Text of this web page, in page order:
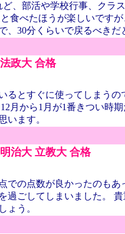
、部活や学校行事、クラ
食べたほうが楽しいです
、30分くらいで戻るべきだ
政大 合格
るとすぐに使ってしまうの
月から1月が1番きつい時
います。
治大 立教大 合格
での点数が良かったのもあ
過ごしてしまいました。
ょう。